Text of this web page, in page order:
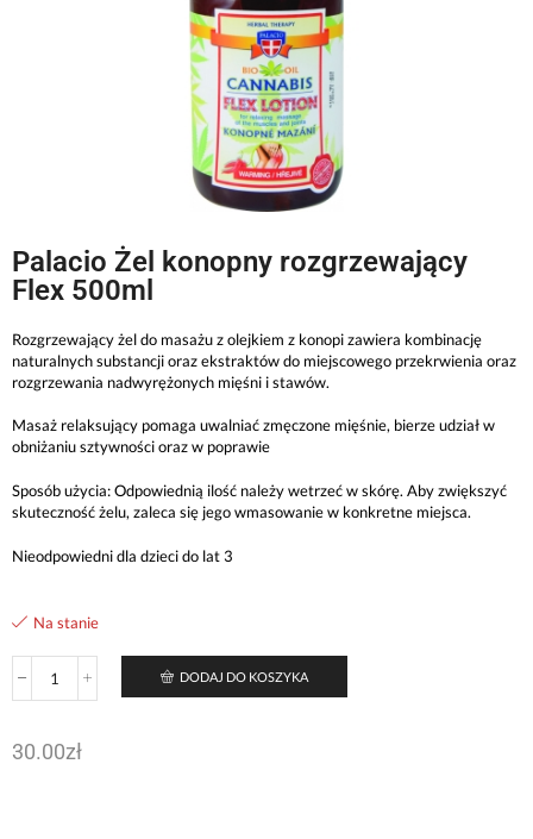
Palacio Żel konopny rozgrzewający
Flex 500ml
Rozgrzewający żel do masażu z olejkiem z konopi zawiera kombinację
naturalnych substancji oraz ekstraktów do miejscowego przekrwienia oraz
rozgrzewania nadwyrężonych mięśni i stawów.
Masaż relaksujący pomaga uwalniać zmęczone mięśnie, bierze udział w
obniżaniu sztywności oraz w poprawie
Sposób użycia: Odpowiednią ilość należy wetrzeć w skórę. Aby zwiększyć
skuteczność żelu, zaleca się jego wmasowanie w konkretne miejsca.
Nieodpowiedni dla dzieci do lat 3
Na stanie
DODAJ DO KOSZYKA
30.00zł